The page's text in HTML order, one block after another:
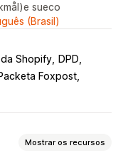
sueco
(Brasil)
Shopify
DPD
Foxpost
Mostrar os recursos